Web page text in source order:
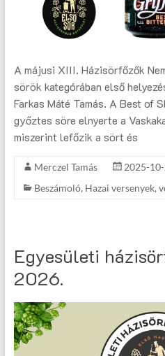
A májusi XIII. Házisörfőzők
sörök kategórában első
Farkas Máté Tamás. A Best of
győztes söre elnyerte a
miszerint lefőzik a sört és
Merczel Tamás
2025-
Beszámoló, Hazai versenyek,
Egyesületi
2026.